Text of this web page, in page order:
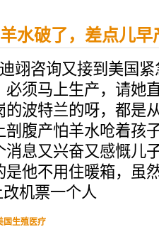
水破了，差点儿早
翊咨询又接到美国
必须马上生产，请她
的波特兰的呀，都是
剖腹产怕羊水呛着孩
消息又兴奋又感慨儿
是他不用住暖箱，虽
机票一个人
国生殖医疗